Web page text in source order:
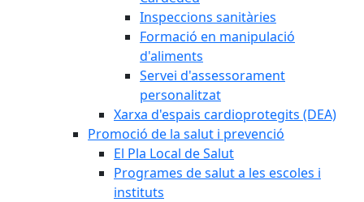
Inspeccions sanitàries
Formació en manipulació
d'aliments
Servei d'assessorament
personalitzat
Xarxa d'espais cardioprotegits (DEA)
Promoció de la salut i prevenció
El Pla Local de Salut
Programes de salut a les escoles i
instituts